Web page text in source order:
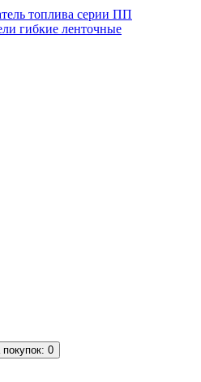
топлива серии ПП
гибкие ленточные
покупок: 0